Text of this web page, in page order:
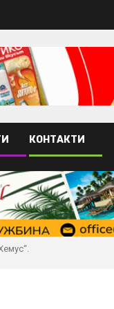
КОНТАКТИ